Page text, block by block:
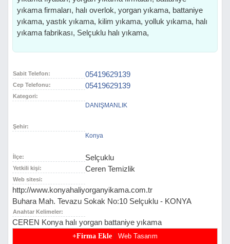
yıkama firmaları, halı overlok, yorgan yıkama, battaniye
yıkama, yastık yıkama, kilim yıkama, yolluk yıkama, halı
yıkama fabrikası, Selçuklu halı yıkama,
Sabit Telefon: 05419629139
Cep Telefonu: 05419629139
Kategori:
DANIŞMANLIK
Şehir:
Konya
İlçe: Selçuklu
Yetkili kişi: Ceren Temizlik
Web sitesi:
http://www.konyahaliyorganyikama.com.tr
Buhara Mah. Tevazu Sokak No:10 Selçuklu - KONYA
Anahtar Kelimeler:
CEREN Konya halı yorgan battaniye yıkama
+Firma Ekle | Web Tasarım